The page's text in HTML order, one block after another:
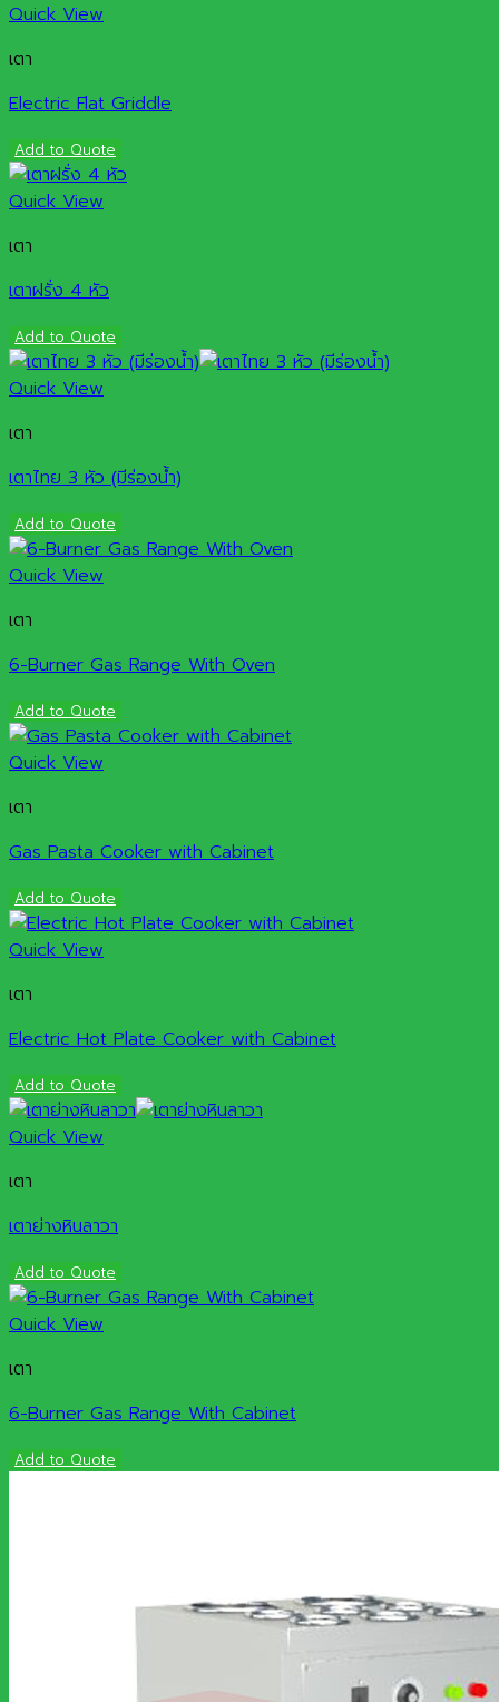
Quick View
เตา
Electric Flat Griddle
Add to Quote
Quick View
เตา
เตาฝรั่ง 4 หัว
Add to Quote
Quick View
เตา
เตาไทย 3 หัว (มีร่องน้ำ)
Add to Quote
Quick View
เตา
6-Burner Gas Range With Oven
Add to Quote
Quick View
เตา
Gas Pasta Cooker with Cabinet
Add to Quote
Quick View
เตา
Electric Hot Plate Cooker with Cabinet
Add to Quote
Quick View
เตา
เตาย่างหินลาวา
Add to Quote
Quick View
เตา
6-Burner Gas Range With Cabinet
Add to Quote